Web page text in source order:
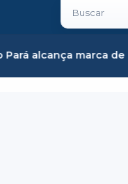
Buscar
no
cinco mil mulheres e